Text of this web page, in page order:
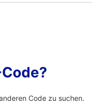
Code zu suchen.